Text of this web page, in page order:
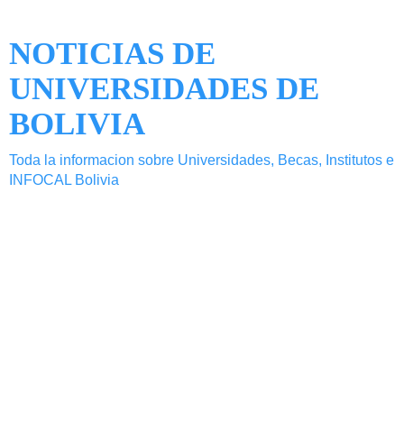
NOTICIAS DE
UNIVERSIDADES DE
BOLIVIA
Toda la informacion sobre Universidades, Becas, Institutos e
INFOCAL Bolivia